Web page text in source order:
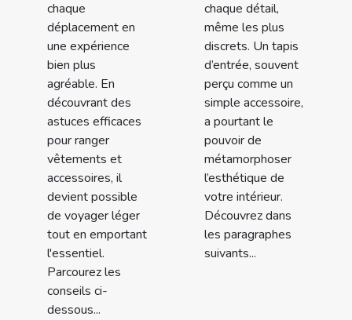
chaque
déplacement en
une expérience
bien plus
agréable. En
découvrant des
astuces efficaces
pour ranger
vêtements et
accessoires, il
devient possible
de voyager léger
tout en emportant
l'essentiel.
Parcourez les
conseils ci-
dessous...
chaque détail,
même les plus
discrets. Un tapis
d’entrée, souvent
perçu comme un
simple accessoire,
a pourtant le
pouvoir de
métamorphoser
l’esthétique de
votre intérieur.
Découvrez dans
les paragraphes
suivants...